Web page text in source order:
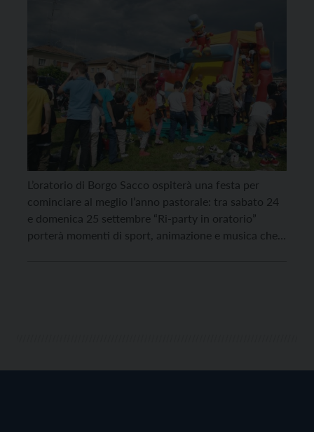
L’oratorio di Borgo Sacco ospiterà una festa per
cominciare al meglio l’anno pastorale: tra sabato 24
e domenica 25 settembre “Ri-party in oratorio”
porterà momenti di sport, animazione e musica che